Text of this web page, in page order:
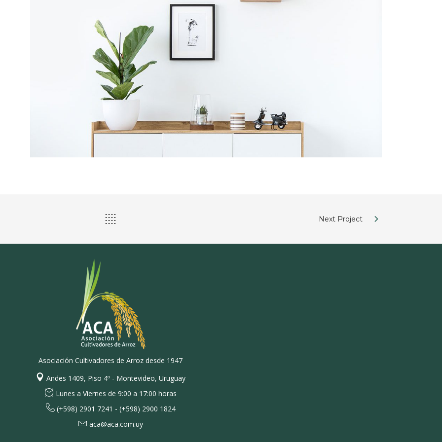
Next Project
Asociación Cultivadores de Arroz desde 1947
Andes 1409, Piso 4º - Montevideo, Uruguay
Lunes a Viernes de 9:00 a 17:00 horas
(+598) 2901 7241 - (+598) 2900 1824
aca@aca.com.uy